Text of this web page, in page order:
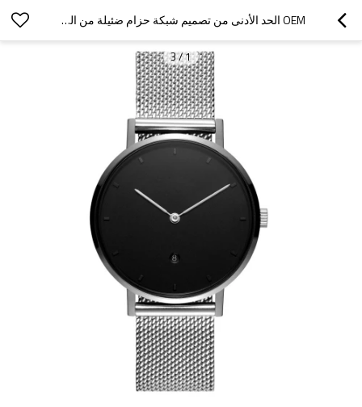
OEM الحد الأدنى من تصميم شبكة حزام ضئيلة من الساعات المخصصة المصنعة
1
/
3